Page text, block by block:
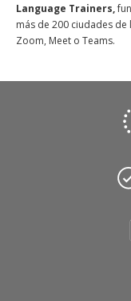
Language Trainers,
más de 200 ciudades de
Zoom, Meet o Teams.